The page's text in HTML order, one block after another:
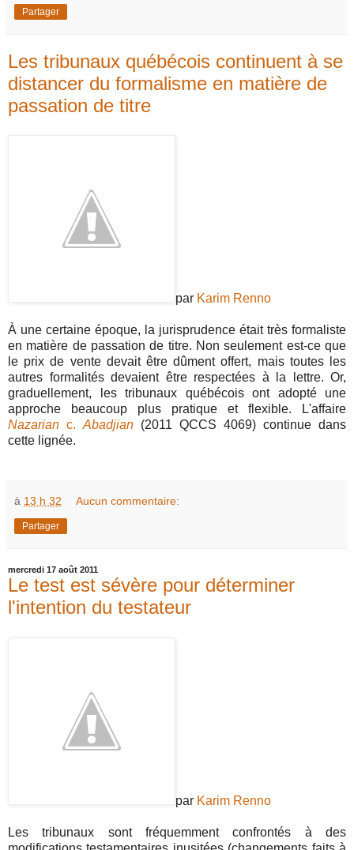
Partager
Les tribunaux québécois continuent à se
distancer du formalisme en matière de
passation de titre
par Karim Renno
À une certaine époque, la jurisprudence était très formaliste
en matière de passation de titre. Non seulement est-ce que
le prix de vente devait être dûment offert, mais toutes les
autres formalités devaient être respectées à la lettre. Or,
graduellement, les tribunaux québécois ont adopté une
approche beaucoup plus pratique et flexible. L'affaire
Nazarian c. Abadjian (2011 QCCS 4069) continue dans
cette lignée.
à 13 h 32 Aucun commentaire:
Partager
mercredi 17 août 2011
Le test est sévère pour déterminer
l'intention du testateur
par Karim Renno
Les tribunaux sont fréquemment confrontés à des